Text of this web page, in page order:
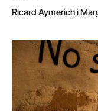
Ricard Aymerich i